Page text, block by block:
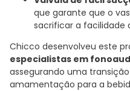
que garante que o
sacrificar a facilidade
Chicco desenvolveu este
especialistas em
assegurando uma
amamentação para a